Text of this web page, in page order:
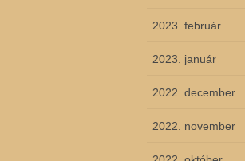
2023. február
2023. január
2022. december
2022. november